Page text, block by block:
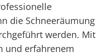
die Schneeräumung
werden. Mit
und erfahrenem